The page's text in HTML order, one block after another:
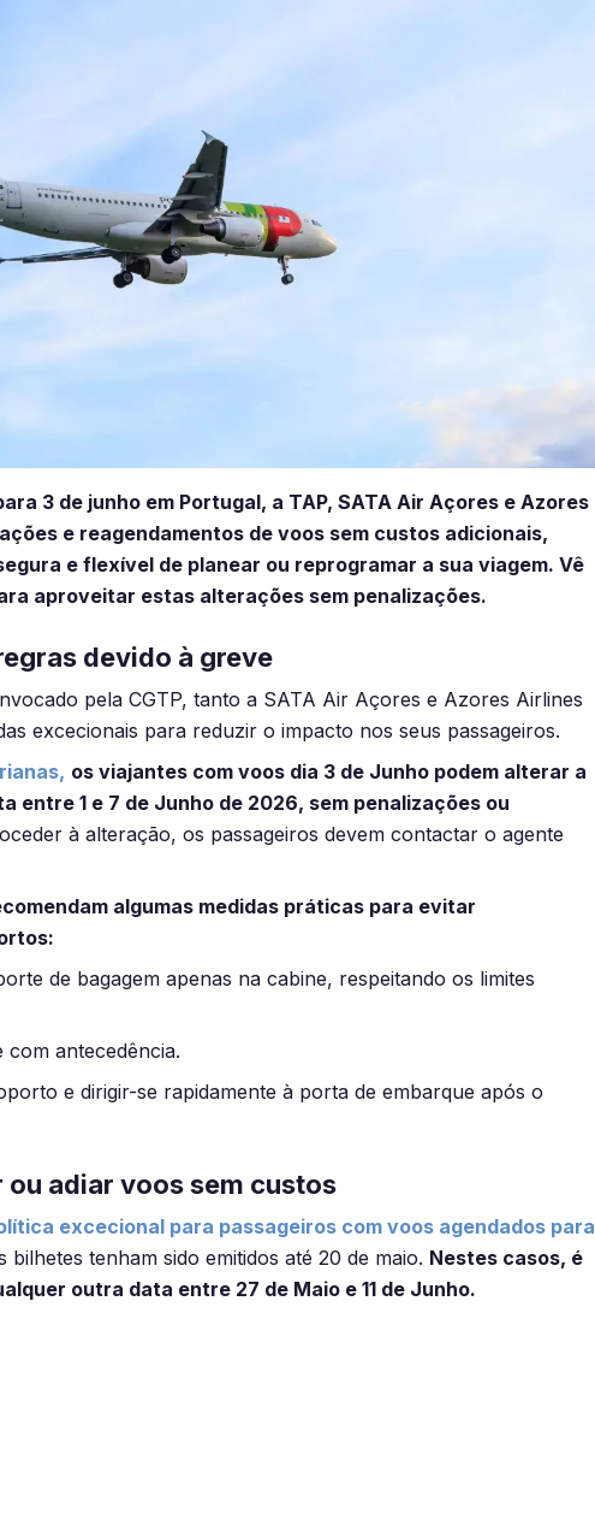
3 de junho em Portugal, a TAP, SATA Air Açores e Azores
e reagendamentos de voos sem custos adicionais,
e flexível de planear ou reprogramar a sua viagem. Vê
aproveitar estas alterações sem penalizações.
devido à greve
pela CGTP, tanto a SATA Air Açores e Azores Airlines
excecionais para reduzir o impacto nos seus passageiros.
os viajantes com voos dia 3 de Junho podem alterar a
entre 1 e 7 de Junho de 2026, sem penalizações ou
à alteração, os passageiros devem contactar o agente
algumas medidas práticas para evitar
de bagagem apenas na cabine, respeitando os limites
antecedência.
e dirigir-se rapidamente à porta de embarque após o
adiar voos sem custos
excecional para passageiros com voos agendados para
bilhetes tenham sido emitidos até 20 de maio. Nestes casos, é
outra data entre 27 de Maio e 11 de Junho.